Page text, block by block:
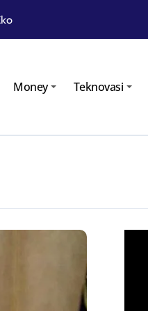
Lokal Melalui TPID
LPG 3 Kg
Tiung Biru
Money Teknovasi